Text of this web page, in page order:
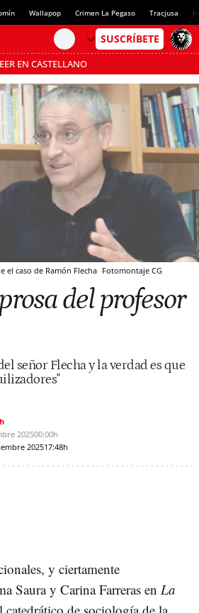
Wallapop Crimen La Pegaso Tracjusa
EN CASTELLANO
al MODO AHORRO
el caso de Ramón Flecha Fotomontaje CG
del profesor
señor Flecha y la verdad es que
202500:00h
202517:48h
y ciertamente
Saura y Carina Farreras en La